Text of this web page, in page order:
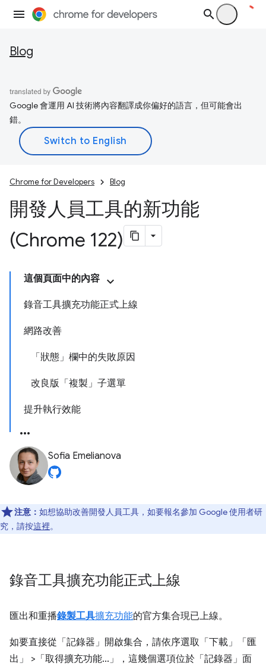
Blog
Google 會運用 AI 技術將內容翻譯成你偏好的語言，但可能會出
錯。
Chrome for Developers Blog
開發人員工具的新功能
(Chrome 122)
這個頁面中的內容
錄音工具擴充功能正式上線
網路改善
「狀態」欄中的失敗原因
改良版「複製」子選單
提升執行效能
Sofia Emelianova
注意： 如想協助改善開發人員工具，如要報名參加 Google 使用者研
究，請按這裡。
錄音工具擴充功能正式上線
匯出和重播錄製工具擴充功能的官方集合現已上線。
如要直接從「記錄器」 開啟集合，請依序選取「下載」
「匯
出」
>「取得擴充功能...」 ，這幾個選項位於「記錄器」 面